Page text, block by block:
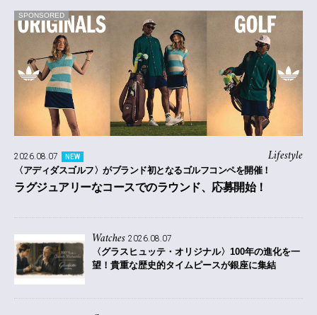
SPONSORED
Lifestyle
2026.08.07 NEW
〈アディダスゴルフ〉がブランド初となるゴルフコンペを開催！
ラグジュアリーなコースでのラウンド、応募開始！
Watches 2026.08.07
〈グラスヒュッテ・オリジナル〉100年の進化を一
望！貴重な歴史的タイムピースが銀座に集結